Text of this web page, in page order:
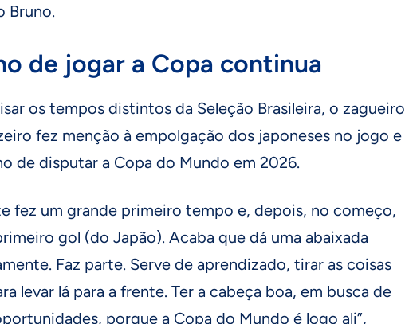
Bruno.
de jogar a Copa continua
os tempos distintos da Seleção Brasileira, o zagueiro
fez menção à empolgação dos japoneses no jogo e
de disputar a Copa do Mundo em 2026.
fez um grande primeiro tempo e, depois, no começo,
gol (do Japão). Acaba que dá uma abaixada
Faz parte. Serve de aprendizado, tirar as coisas
levar lá para a frente. Ter a cabeça boa, em busca de
porque a Copa do Mundo é logo ali”,